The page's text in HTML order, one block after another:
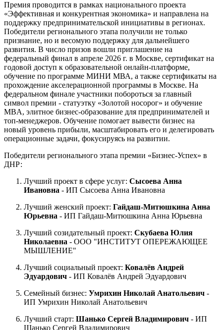
Премия проводится в рамках национального проекта
«Эффективная и конкурентная экономика» и направлена на
поддержку предпринимательской инициативы в регионах.
Победители регионального этапа получили не только
признание, но и весомую поддержку для дальнейшего
развития. В число призов вошли приглашение на
федеральный финал в апреле 2026 г. в Москве, сертификат на
годовой доступ к образовательной онлайн-платформе,
обучение по программе МИНИ МВА, а также сертификаты на
прохождение акселерационной программы в Москве. На
федеральном финале участники побороться за главный
символ премии - статуэтку «Золотой носорог» и обучение
MBA, элитное бизнес-образование для предпринимателей и
топ-менеджеров. Обучение помогает вывести бизнес на
новый уровень прибыли, масштабировать его и делегировать
операционные задачи, фокусируясь на развитии.
Победители регионального этапа премии «Бизнес-Успех» в
ДНР:
Лучший проект в сфере услуг: Сысоева Анна
Ивановна - ИП Сысоева Анна Ивановна
Лучший женский проект: Гайдаш-Митюшкина Анна
Юрьевна - ИП Гайдаш-Митюшкина Анна Юрьевна
Лучший созидательный проект: Скубаева Юлия
Николаевна - ООО "ИНСТИТУТ ОПЕРЕЖАЮЩЕЕ
МЫШЛЕНИЕ"
Лучший социальный проект: Ковалёв Андрей
Эдуардович - ИП Ковалёв Андрей Эдуардович
Семейный бизнес: Умрихин Николай Анатольевич -
ИП Умрихин Николай Анатольевич
Лучший старт: Шанько Сергей Владимирович - ИП
Шанько Сергей Владимирович